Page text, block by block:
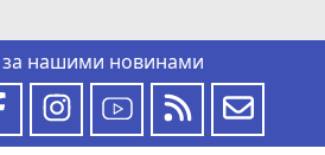
за нашими новинами